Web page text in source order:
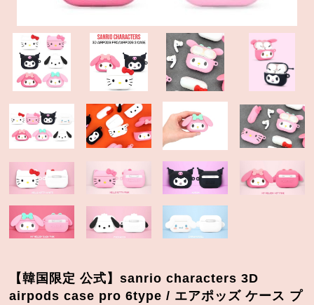
【韓国限定 公式】sanrio characters 3D
airpods case pro 6type / エアポッズ ケース プ